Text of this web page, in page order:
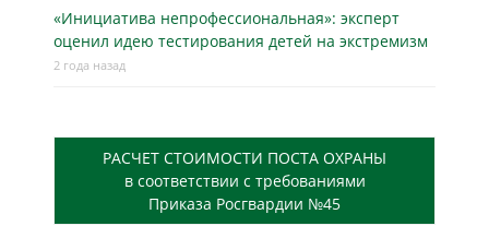
«Инициатива непрофессиональная»: эксперт
оценил идею тестирования детей на экстремизм
2 года назад
РАСЧЕТ СТОИМОСТИ ПОСТА ОХРАНЫ
в соответствии с требованиями
Приказа Росгвардии №45